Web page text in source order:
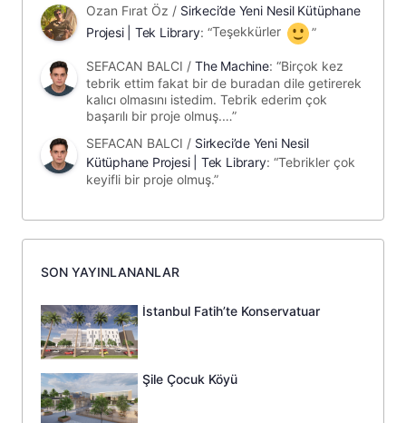
Ozan Fırat Öz / Sirkeci’de Yeni Nesil Kütüphane
Projesi | Tek Library: “Teşekkürler ”
SEFACAN BALCI / The Machine: “Birçok kez
tebrik ettim fakat bir de buradan dile getirerek
kalıcı olmasını istedim. Tebrik ederim çok
başarılı bir proje olmuş.…”
SEFACAN BALCI / Sirkeci’de Yeni Nesil
Kütüphane Projesi | Tek Library: “Tebrikler çok
keyifli bir proje olmuş.”
SON YAYINLANANLAR
İstanbul Fatih’te Konservatuar
Şile Çocuk Köyü